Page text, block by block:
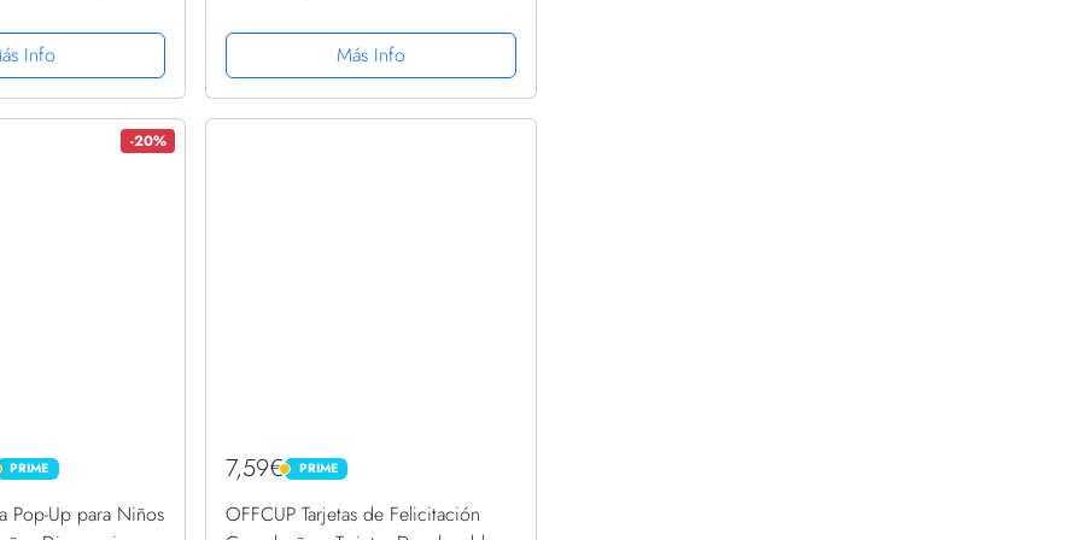
para
Valentín,
Info
Cumpleaños Vintage | 49
cumpleaños hombre | 49
cumpleaños mujer...
Más Info
-20%
PRIME
Pop-Up para Niños
7,59€ PRIME
PRIME
OFFCUP Tarjetas de Felicitación